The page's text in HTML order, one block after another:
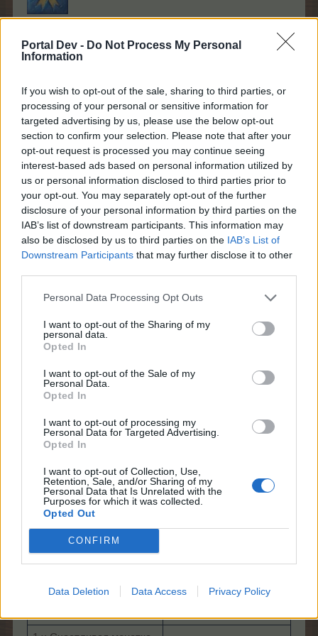
Portal Dev - Do Not Process My Personal
Information
If you wish to opt-out of the sale, sharing to third parties, or
processing of your personal or sensitive information for
targeted advertising by us, please use the below opt-out
section to confirm your selection. Please note that after your
opt-out request is processed you may continue seeing
interest-based ads based on personal information utilized by
us or personal information disclosed to third parties prior to
your opt-out. You may separately opt-out of the further
disclosure of your personal information by third parties on the
IAB’s list of downstream participants. This information may
also be disclosed by us to third parties on the IAB’s List of
Downstream Participants that may further disclose it to other
Personal Data Processing Opt Outs
I want to opt-out of the Sharing of my
personal data.
Opted In
I want to opt-out of the Sale of my
Personal Data.
Opted In
I want to opt-out of processing my
Personal Data for Targeted Advertising.
Opted In
I want to opt-out of Collection, Use,
Retention, Sale, and/or Sharing of my
Personal Data that Is Unrelated with the
Purposes for which it was collected.
Opted Out
CONFIRM
Data Deletion Data Access Privacy Policy
Часть 1 «Пещера
блескучих грибов»
Часть 2 «Изумрудный
3 x Суперкорм
4 x Суперудобрение от
Люси
3 x Суперудобрение от
Люси
2 x Ящик с
инструментами
3 x Турбо-удобрение от
Люси
2 x XL-ящик с
инструментами
1 x Ящик с
инструментами
2 x XXL-ящик с
инструментами
инструментами
1 x XXL-ящик с
инструментами
100 ЗП * уровень
2 x Звёздочка
600 TОП * тропич.
уровень
(№94)
300 TОП * тропич.
1 x Ящик бонусов (№94)
2 x Купон на сельхоз-
помощь (12 ч.)
помощь (12 ч.)
225 ЗП * уровень -